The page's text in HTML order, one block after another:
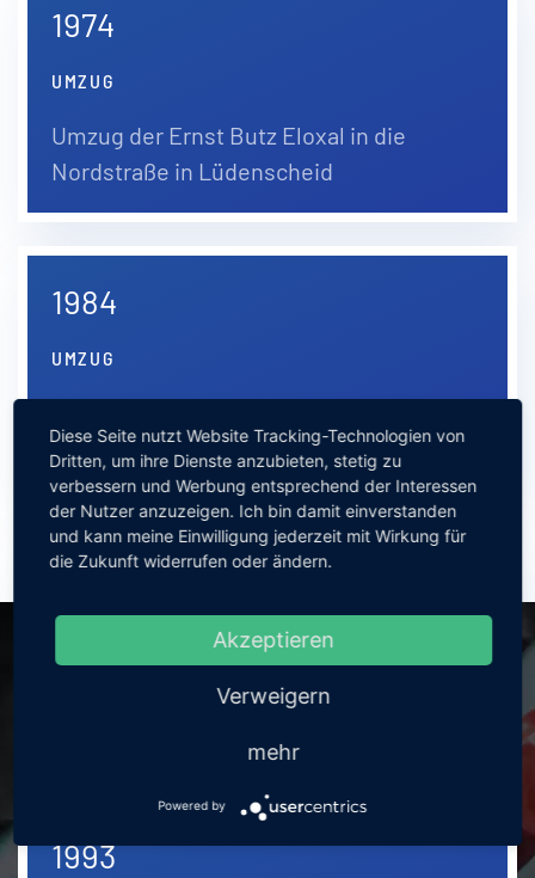
1974
UMZUG
Umzug der Ernst Butz Eloxal in die
Nordstraße in Lüdenscheid
1984
UMZUG
Altenaer Straße in Lüdenscheid
1986
Verschmelzung der beiden Einzelfirmen
1993
Diese Seite nutzt Website Tracking-Technologien von
Dritten, um ihre Dienste anzubieten, stetig zu
verbessern und Werbung entsprechend der Interessen
der Nutzer anzuzeigen. Ich bin damit einverstanden
und kann meine Einwilligung jederzeit mit Wirkung für
die Zukunft widerrufen oder ändern.
Akzeptieren
Verweigern
mehr
Powered by